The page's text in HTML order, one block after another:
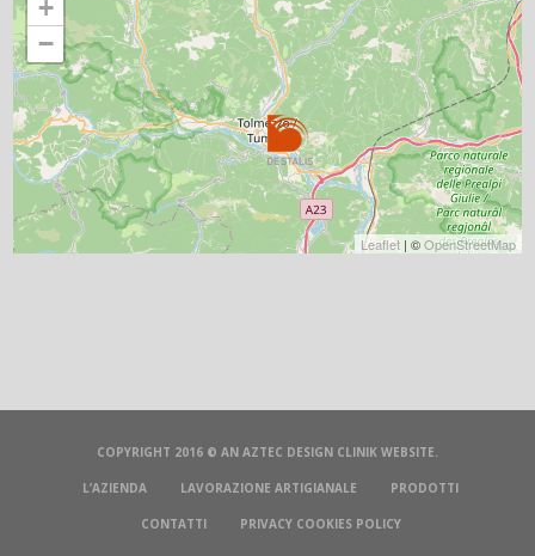
+
−
Leaflet| ©OpenStreetMap
COPYRIGHT 2016 © AN AZTEC DESIGN CLINIK WEBSITE.
L’AZIENDA LAVORAZIONE ARTIGIANALE PRODOTTI
CONTATTI PRIVACY COOKIES POLICY